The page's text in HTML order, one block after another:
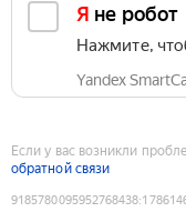
Я не робот
Нажмите,
Yandex
Если у вас возникли
обратной связи
9185780095952768438: